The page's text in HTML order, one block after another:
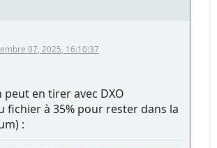
07, 2025, 16:10:37
peut en tirer avec DXO
fichier à 35% pour rester dans la
: